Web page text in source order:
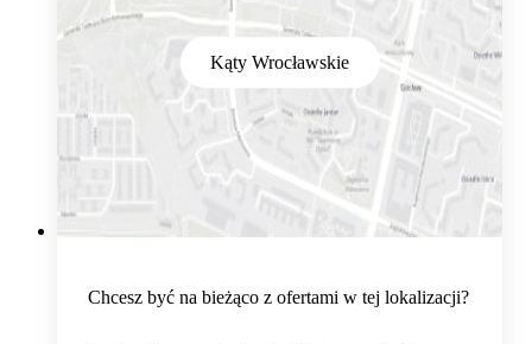
Kąty Wrocławskie
Chcesz być na bieżąco z ofertami w tej lokalizacji?